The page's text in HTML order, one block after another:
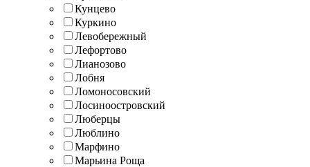
Кунцево
Куркино
Левобережный
Лефортово
Лианозово
Лобня
Ломоносовский
Лосиноостровский
Люберцы
Люблино
Марфино
Марьина Роща